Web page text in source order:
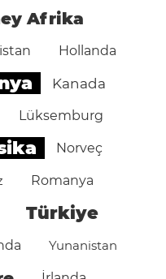
Afrika
Hollanda
Kanada
Lüksemburg
Norveç
Romanya
Türkiye
Yunanistan